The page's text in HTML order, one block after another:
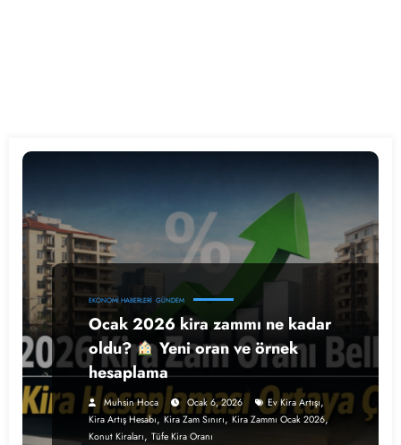
EKONOMI HABERLERI GÜNDEM
Ocak 2026 kira zammı ne kadar
oldu?
Yeni oran ve örnek
hesaplama
Muhsin Hoca Ocak 6, 2026 Ev Kira Artışı,
Kira Artış Hesabı, Kira Zam Sınırı,Kira Zammı Ocak 2026,
Konut Kiraları, Tüfe Kira Oranı